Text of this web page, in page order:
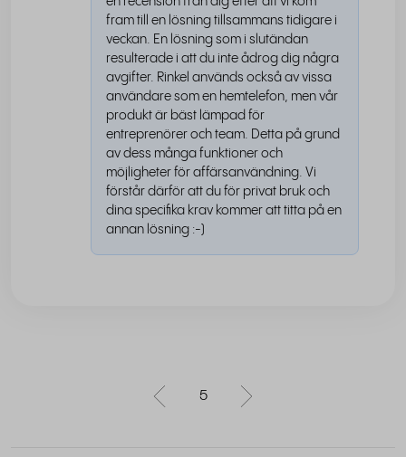
fram till en lösning tillsammans tidigare i
veckan. En lösning som i slutändan
resulterade i att du inte ådrog dig några
avgifter. Rinkel används också av vissa
användare som en hemtelefon, men vår
produkt är bäst lämpad för
entreprenörer och team. Detta på grund
av dess många funktioner och
möjligheter för affärsanvändning. Vi
förstår därför att du för privat bruk och
dina specifika krav kommer att titta på en
annan lösning :-)
5